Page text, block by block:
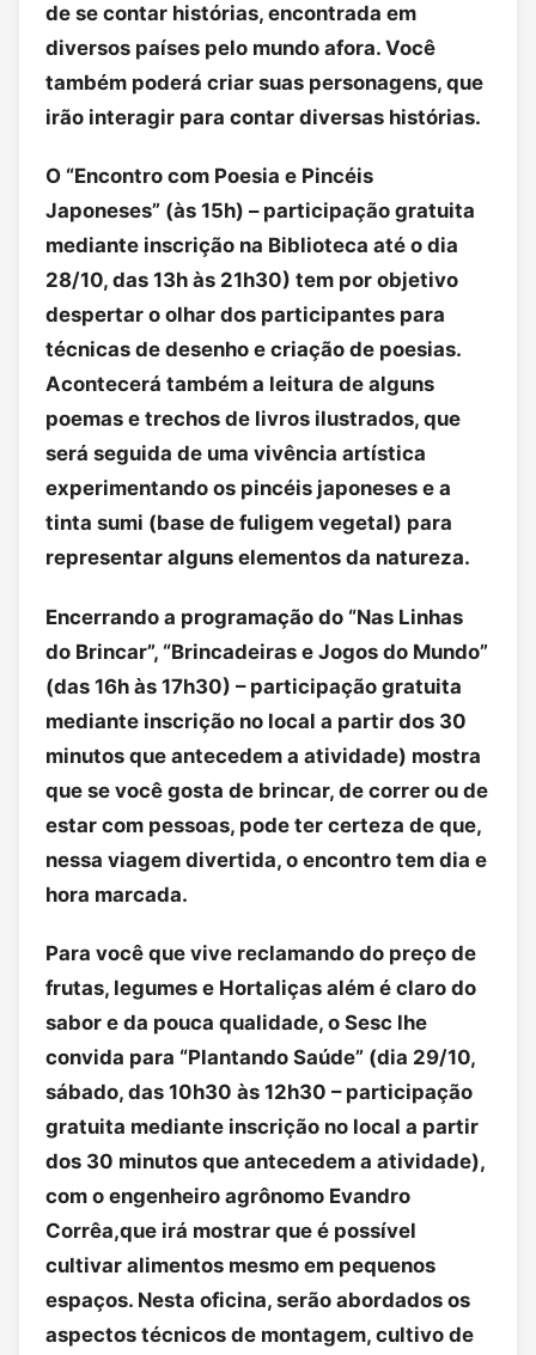
de se contar histórias, encontrada em
diversos países pelo mundo afora. Você
também poderá criar suas personagens, que
irão interagir para contar diversas histórias.
O “Encontro com Poesia e Pincéis
Japoneses” (às 15h) – participação gratuita
mediante inscrição na Biblioteca até o dia
28/10, das 13h às 21h30) tem por objetivo
despertar o olhar dos participantes para
técnicas de desenho e criação de poesias.
Acontecerá também a leitura de alguns
poemas e trechos de livros ilustrados, que
será seguida de uma vivência artística
experimentando os pincéis japoneses e a
tinta sumi (base de fuligem vegetal) para
representar alguns elementos da natureza.
Encerrando a programação do “Nas Linhas
do Brincar”, “Brincadeiras e Jogos do Mundo”
(das 16h às 17h30) – participação gratuita
mediante inscrição no local a partir dos 30
minutos que antecedem a atividade) mostra
que se você gosta de brincar, de correr ou de
estar com pessoas, pode ter certeza de que,
nessa viagem divertida, o encontro tem dia e
hora marcada.
Para você que vive reclamando do preço de
frutas, legumes e Hortaliças além é claro do
sabor e da pouca qualidade, o Sesc lhe
convida para “Plantando Saúde” (dia 29/10,
sábado, das 10h30 às 12h30 – participação
gratuita mediante inscrição no local a partir
dos 30 minutos que antecedem a atividade),
com o engenheiro agrônomo Evandro
Corrêa,que irá mostrar que é possível
cultivar alimentos mesmo em pequenos
espaços. Nesta oficina, serão abordados os
aspectos técnicos de montagem, cultivo de